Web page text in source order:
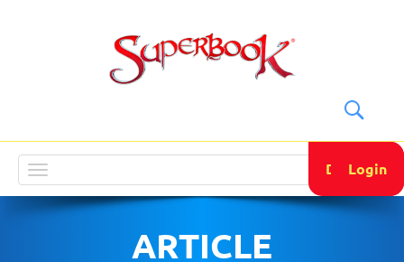
navigation
DONATE
Login
ARTICLE